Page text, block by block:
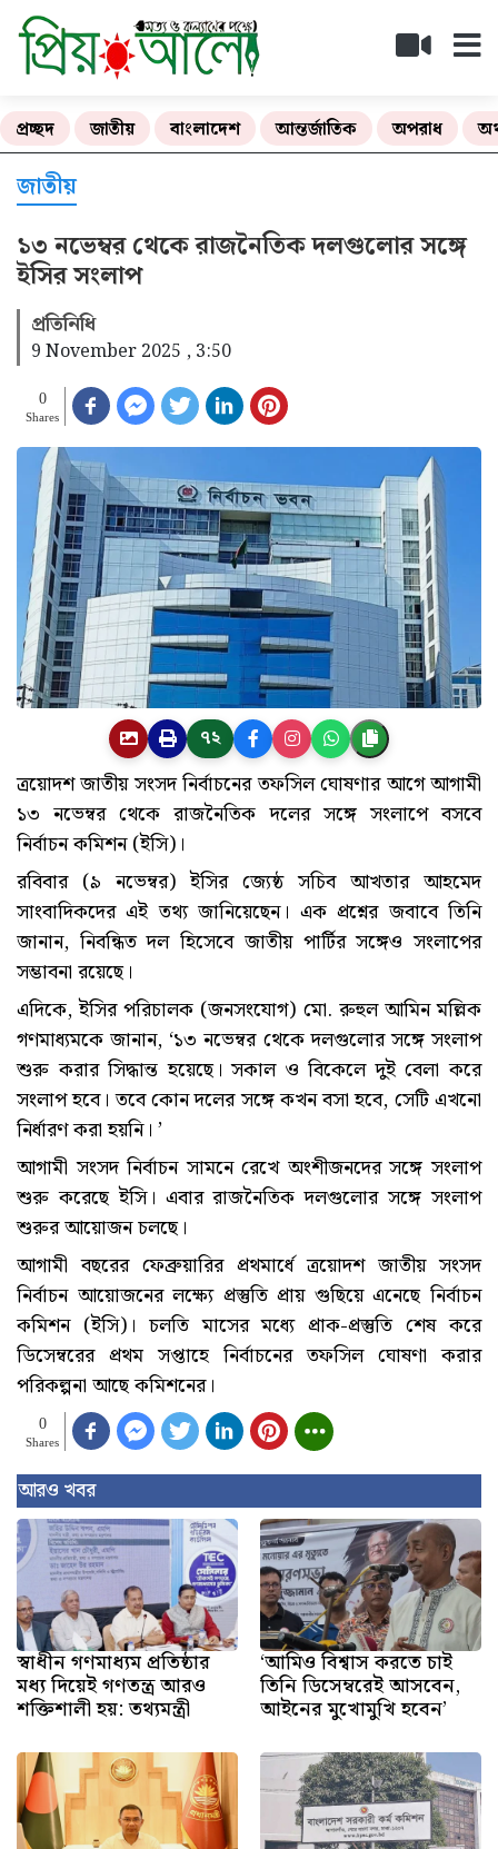
প্রচ্ছদ জাতীয় বাংলাদেশ আন্তর্জাতিক অপরাধ
জাতীয়
১৩ নভেম্বর থেকে রাজনৈতিক দলগুলোর সঙ্গে
ইসির সংলাপ
প্রতিনিধি
9 November 2025 , 3:50
0
Shares
৭২
ত্রয়োদশ জাতীয় সংসদ নির্বাচনের তফসিল ঘোষণার আগে আগামী
১৩ নভেম্বর থেকে রাজনৈতিক দলের সঙ্গে সংলাপে বসবে
নির্বাচন কমিশন (ইসি)।
রবিবার (৯ নভেম্বর) ইসির জ্যেষ্ঠ সচিব আখতার আহমেদ
সাংবাদিকদের এই তথ্য জানিয়েছেন। এক প্রশ্নের জবাবে তিনি
জানান, নিবন্ধিত দল হিসেবে জাতীয় পার্টির সঙ্গেও সংলাপের
সম্ভাবনা রয়েছে।
এদিকে, ইসির পরিচালক (জনসংযোগ) মো. রুহুল আমিন মল্লিক
গণমাধ্যমকে জানান, ‘১৩ নভেম্বর থেকে দলগুলোর সঙ্গে সংলাপ
শুরু করার সিদ্ধান্ত হয়েছে। সকাল ও বিকেলে দুই বেলা করে
সংলাপ হবে। তবে কোন দলের সঙ্গে কখন বসা হবে, সেটি এখনো
নির্ধারণ করা হয়নি। ’
আগামী সংসদ নির্বাচন সামনে রেখে অংশীজনদের সঙ্গে সংলাপ
শুরু করেছে ইসি। এবার রাজনৈতিক দলগুলোর সঙ্গে সংলাপ
শুরুর আয়োজন চলছে।
আগামী বছরের ফেব্রুয়ারির প্রথমার্ধে ত্রয়োদশ জাতীয় সংসদ
নির্বাচন আয়োজনের লক্ষ্যে প্রস্তুতি প্রায় গুছিয়ে এনেছে নির্বাচন
কমিশন (ইসি)। চলতি মাসের মধ্যে প্রাক-প্রস্তুতি শেষ করে
ডিসেম্বরের প্রথম সপ্তাহে নির্বাচনের তফসিল ঘোষণা করার
পরিকল্পনা আছে কমিশনের।
0
Shares
আরও খবর
স্বাধীন গণমাধ্যম প্রতিষ্ঠার
মধ্য দিয়েই গণতন্ত্র আরও
শক্তিশালী হয়: তথ্যমন্ত্রী
‘আমিও বিশ্বাস করতে চাই
তিনি ডিসেম্বরেই আসবেন,
আইনের মুখোমুখি হবেন’